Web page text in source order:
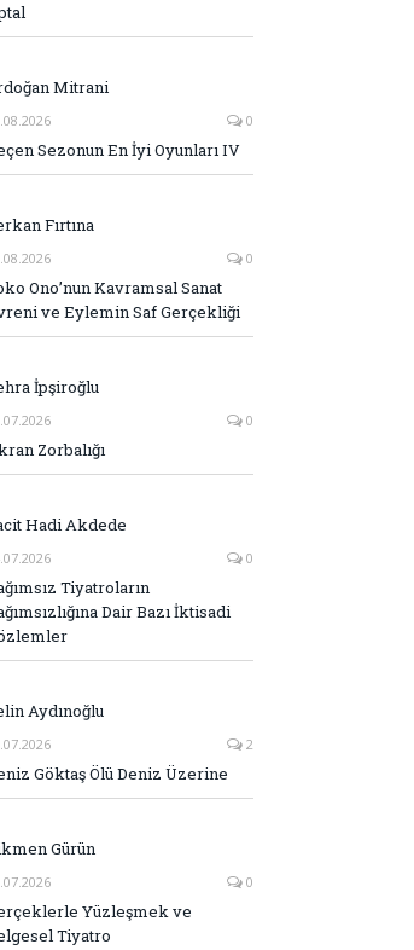
Mitrani
0
Sezonun En İyi Oyunları IV
Fırtına
0
Ono’nun Kavramsal Sanat
ve Eylemin Saf Gerçekliği
İpşiroğlu
0
Zorbalığı
Hadi Akdede
0
Tiyatroların
Dair Bazı İktisadi
Aydınoğlu
2
Göktaş Ölü Deniz Üzerine
Gürün
0
Yüzleşmek ve
Tiyatro